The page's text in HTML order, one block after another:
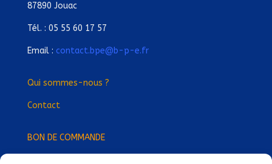
87890 Jouac
Tél. : 05 55 60 17 57
Email : contact.bpe@b-p-e.fr
Qui sommes-nous ?
Contact
BON DE COMMANDE